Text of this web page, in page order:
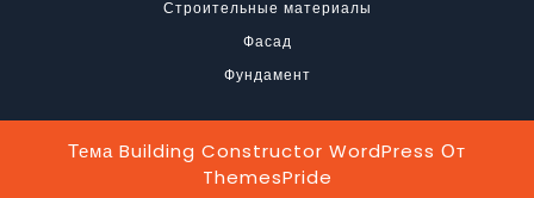
Строительные материалы
Фасад
Фундамент
Тема Building Constructor WordPress От
ThemesPride